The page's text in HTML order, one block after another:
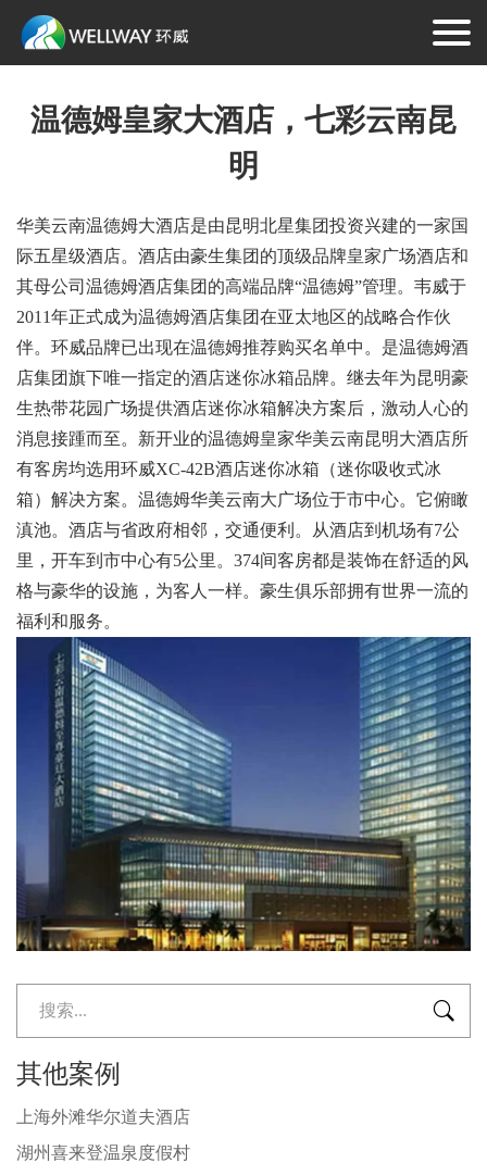
温德姆皇家大酒店，七彩云南昆
明
华美云南温德姆大酒店是由昆明北星集团投资兴建的一家国
际五星级酒店。酒店由豪生集团的顶级品牌皇家广场酒店和
其母公司温德姆酒店集团的高端品牌“温德姆”管理。韦威于
2011年正式成为温德姆酒店集团在亚太地区的战略合作伙
伴。环威品牌已出现在温德姆推荐购买名单中。是温德姆酒
店集团旗下唯一指定的酒店迷你冰箱品牌。继去年为昆明豪
生热带花园广场提供酒店迷你冰箱解决方案后，激动人心的
消息接踵而至。新开业的温德姆皇家华美云南昆明大酒店所
有客房均选用环威XC-42B酒店迷你冰箱（迷你吸收式冰
箱）解决方案。温德姆华美云南大广场位于市中心。它俯瞰
滇池。酒店与省政府相邻，交通便利。从酒店到机场有7公
里，开车到市中心有5公里。374间客房都是装饰在舒适的风
格与豪华的设施，为客人一样。豪生俱乐部拥有世界一流的
福利和服务。

其他案例
上海外滩华尔道夫酒店
湖州喜来登温泉度假村